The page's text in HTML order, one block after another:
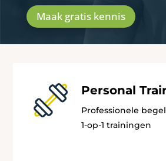
Maak gratis kennis
Personal
Professionele
1-op-1 trainingen